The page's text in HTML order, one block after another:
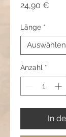
24,90 €
Länge *
Anzahl *
In